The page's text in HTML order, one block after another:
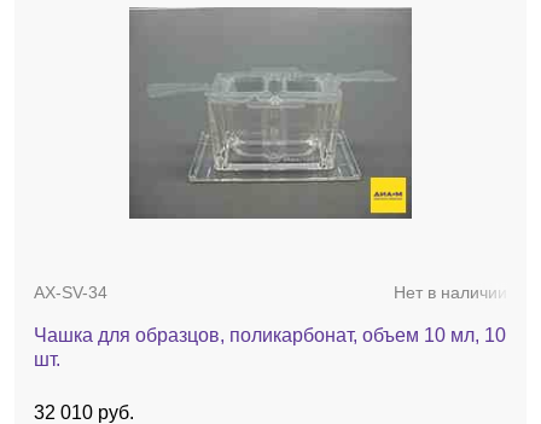
AX-SV-34 Нет в наличии
Чашка для образцов, поликарбонат, объем 10 мл, 10
шт.
32 010 руб.